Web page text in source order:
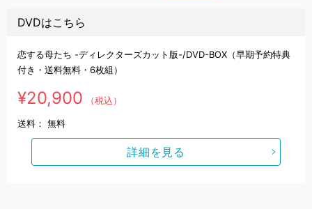
DVDはこちら
恋する母たち -ディレクターズカット版-/DVD-BOX（早期予約特典
付き・送料無料・6枚組）
¥20,900 （税込）
送料： 無料
詳細を見る